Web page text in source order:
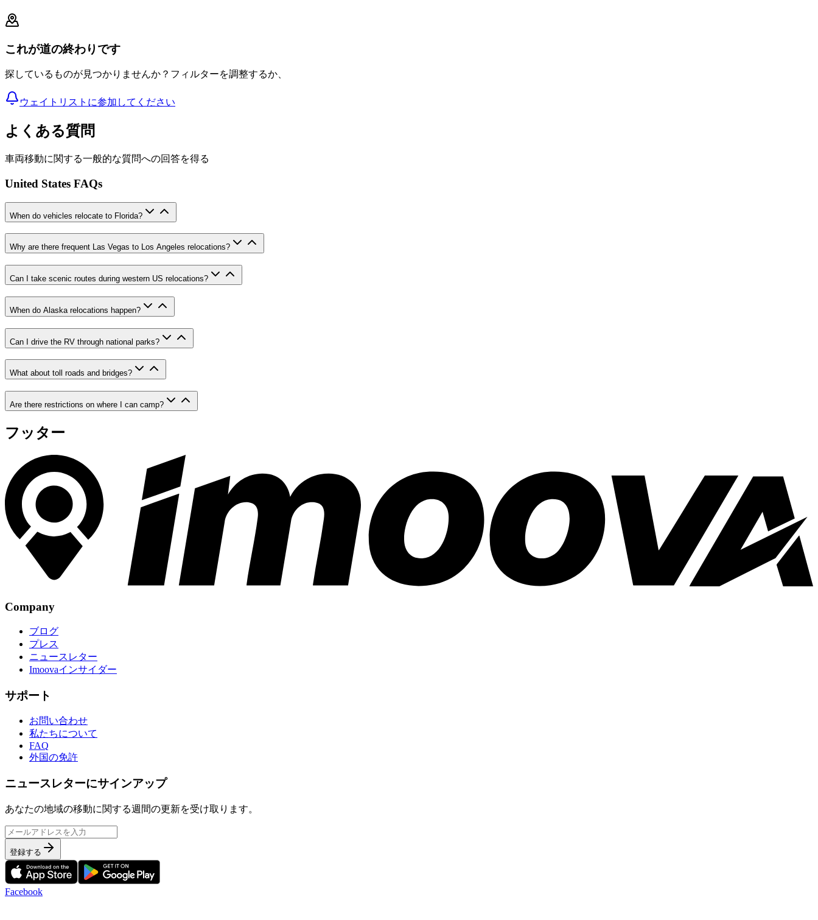
これが道の終わりです
探しているものが見つかりませんか？フィルターを調整するか、
ウェイトリストに参加してください
よくある質問
車両移動に関する一般的な質問への回答を得る
United States FAQs
When do vehicles relocate to Florida?
Why are there frequent Las Vegas to Los Angeles relocations?
Can I take scenic routes during western US relocations?
When do Alaska relocations happen?
Can I drive the RV through national parks?
What about toll roads and bridges?
Are there restrictions on where I can camp?
フッター
Company
ブログ
プレス
ニュースレター
Imoovaインサイダー
サポート
お問い合わせ
私たちについて
FAQ
外国の免許
ニュースレターにサインアップ
あなたの地域の移動に関する週間の更新を受け取ります。
登録する
Facebook